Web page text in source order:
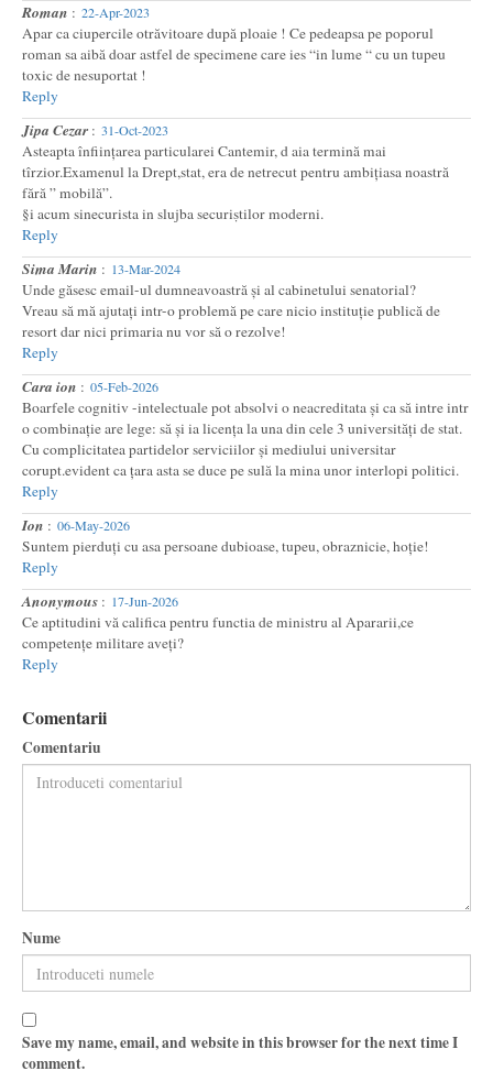
Roman : 22-Apr-2023
Apar ca ciupercile otrăvitoare după ploaie ! Ce pedeapsa pe poporul
roman sa aibă doar astfel de specimene care ies “in lume “ cu un tupeu
toxic de nesuportat !
Reply
Jipa Cezar : 31-Oct-2023
Asteapta înființarea particularei Cantemir, d aia termină mai
tîrzior.Examenul la Drept,stat, era de netrecut pentru ambițiasa noastră
fără ” mobilă”.
§i acum sinecurista in slujba securiṣtilor moderni.
Reply
Sima Marin : 13-Mar-2024
Unde găsesc email-ul dumneavoastră și al cabinetului senatorial?
Vreau să mă ajutați intr-o problemă pe care nicio instituție publică de
resort dar nici primaria nu vor să o rezolve!
Reply
Cara ion : 05-Feb-2026
Boarfele cognitiv -intelectuale pot absolvi o neacreditata și ca să intre intr
o combinație are lege: să și ia licența la una din cele 3 universități de stat.
Cu complicitatea partidelor serviciilor și mediului universitar
corupt.evident ca țara asta se duce pe sulă la mina unor interlopi politici.
Reply
Ion : 06-May-2026
Suntem pierduți cu asa persoane dubioase, tupeu, obraznicie, hoție!
Reply
Anonymous : 17-Jun-2026
Ce aptitudini vă califica pentru functia de ministru al Apararii,ce
competențe militare aveți?
Reply
Comentarii
Comentariu
Nume
Save my name, email, and website in this browser for the next time I
comment.